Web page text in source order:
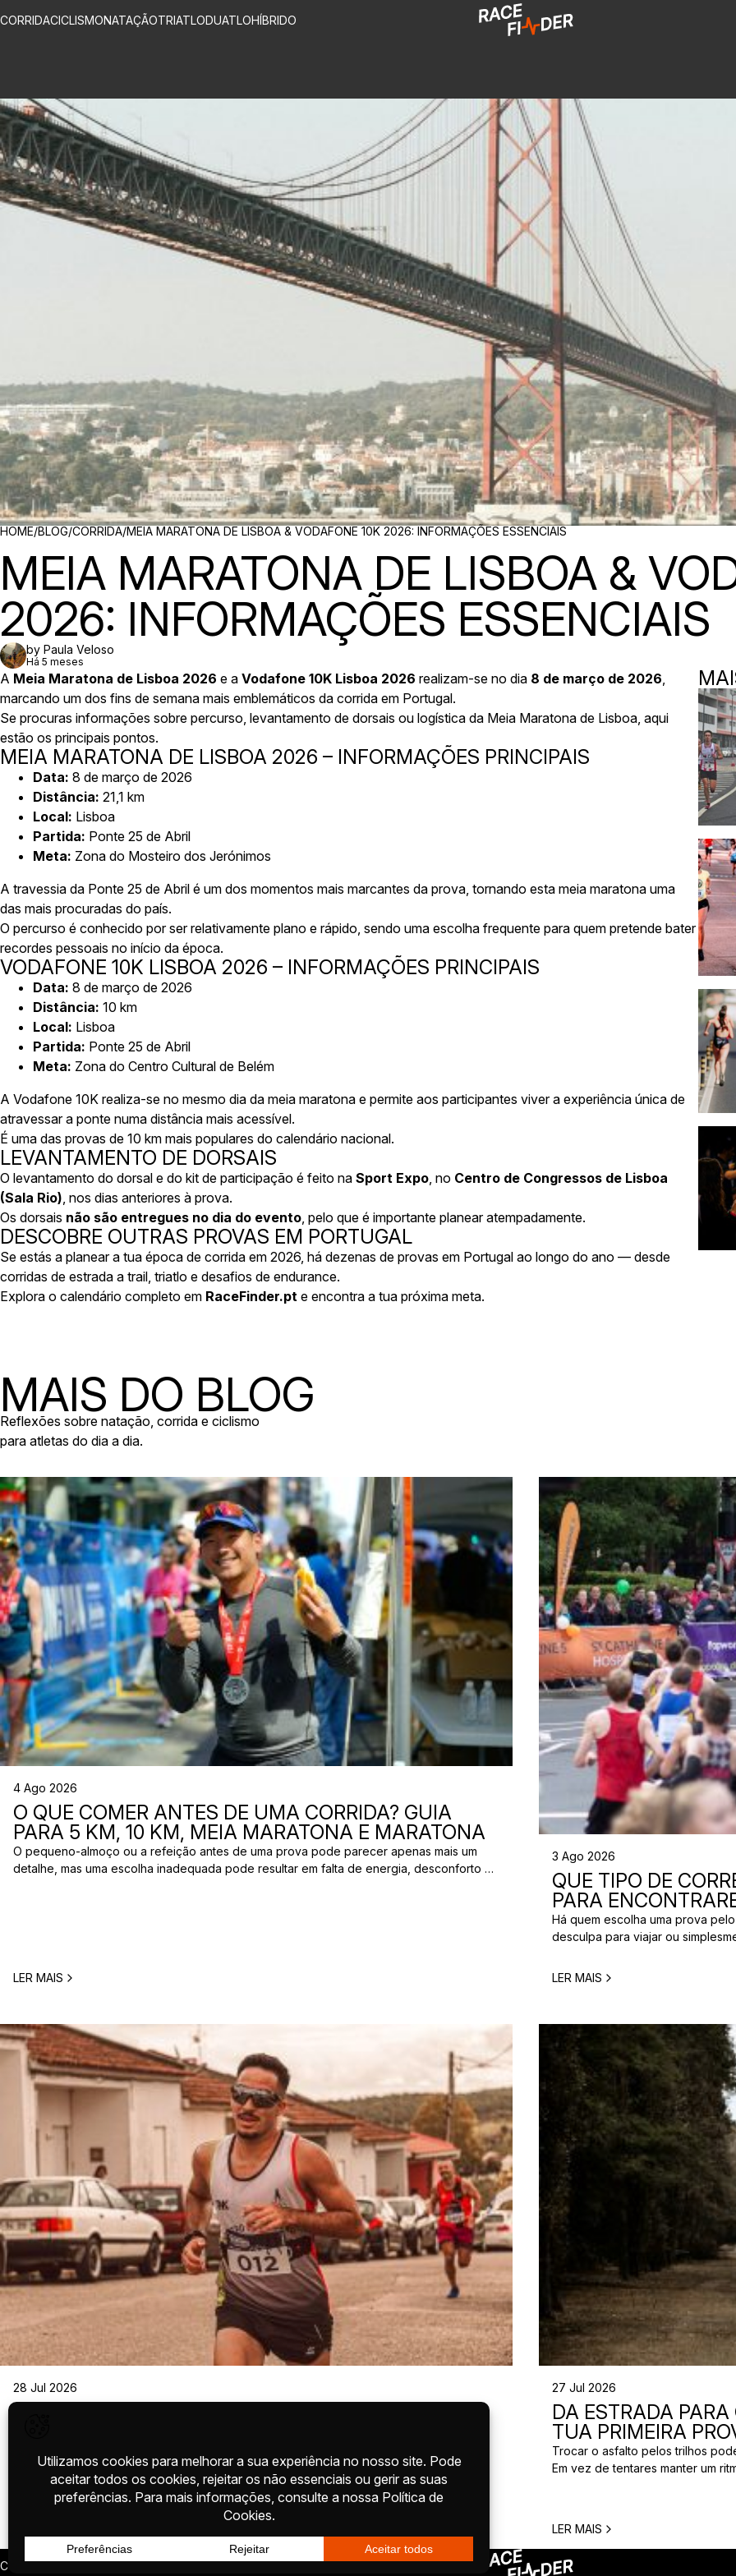
CORRIDACICLISMONATAÇÃOTRIATLODUATLOHÍBRIDO
BREADCRUMBS
HOME/BLOG/CORRIDA/MEIA MARATONA DE LISBOA & VODAFONE 10K 2026: INFORMAÇÕES ESSENCIAIS
MEIA MARATONA DE LISBOA &
2026: INFORMAÇÕES ESSENCIAIS
by Paula Veloso
Há 5 meses
A Meia Maratona de Lisboa 2026 e a Vodafone 10K Lisboa 2026 realizam-se no dia 8 de março de 2026,
marcando um dos fins de semana mais emblemáticos da corrida em Portugal.
Se procuras informações sobre percurso, levantamento de dorsais ou logística da Meia Maratona de Lisboa, aqui
estão os principais pontos.
MEIA MARATONA DE LISBOA 2026 – INFORMAÇÕES PRINCIPAIS
Data: 8 de março de 2026
Distância: 21,1 km
Local: Lisboa
Partida: Ponte 25 de Abril
Meta: Zona do Mosteiro dos Jerónimos
A travessia da Ponte 25 de Abril é um dos momentos mais marcantes da prova, tornando esta meia maratona uma
das mais procuradas do país.
O percurso é conhecido por ser relativamente plano e rápido, sendo uma escolha frequente para quem pretende bater
recordes pessoais no início da época.
VODAFONE 10K LISBOA 2026 – INFORMAÇÕES PRINCIPAIS
Data: 8 de março de 2026
Distância: 10 km
Local: Lisboa
Partida: Ponte 25 de Abril
Meta: Zona do Centro Cultural de Belém
A Vodafone 10K realiza-se no mesmo dia da meia maratona e permite aos participantes viver a experiência única de
atravessar a ponte numa distância mais acessível.
É uma das provas de 10 km mais populares do calendário nacional.
LEVANTAMENTO DE DORSAIS
O levantamento do dorsal e do kit de participação é feito na Sport Expo, no Centro de Congressos de Lisboa
(Sala Rio), nos dias anteriores à prova.
Os dorsais não são entregues no dia do evento, pelo que é importante planear atempadamente.
DESCOBRE OUTRAS PROVAS EM PORTUGAL
Se estás a planear a tua época de corrida em 2026, há dezenas de provas em Portugal ao longo do ano — desde
corridas de estrada a trail, triatlo e desafios de endurance.
Explora o calendário completo em RaceFinder.pt e encontra a tua próxima meta.
MAIS DO BLOG
Reflexões sobre natação, corrida e ciclismo
para atletas do dia a dia.
4 Ago 2026
O QUE COMER ANTES DE UMA CORRIDA? GUIA
PARA 5 KM, 10 KM, MEIA MARATONA E MARATONA
O pequeno-almoço ou a refeição antes de uma prova pode parecer apenas mais um
detalhe, mas uma escolha inadequada pode resultar em falta de energia, desconforto no
LER MAIS
3 Ago 2026
QUE TIPO DE
PARA
Há quem escolha uma prova
desculpa para viajar ou
perfeita para um corredor pode
LER MAIS
28 Jul 2026
SEMANAS
A meia maratona é um dos objetivos mais populares entre corredores. Os seus 21,1 km
representam um desafio suficientemente exigente para exigir preparação, mas
continuam acessíveis a quem constrói uma rotina consistente. A pergunta mais comum é
simples: quanto tempo é necessário para treinar para uma meia maratona? Para a maioria
dos corredores que se […]
27 Jul 2026
DA ESTRADA
TUA PRIMEIRA
Trocar o asfalto pelos trilhos
Em vez de tentares manter um
LER MAIS
CONTACTOBLOGPRIVACIDADETERMOSRECLAMAÇÕESCARREIRAS